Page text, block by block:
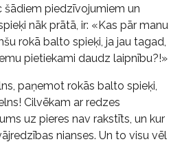
šādiem piedzīvojumiem un
nāk prātā, ir: «Kas pār manu
rokā balto spieķi, ja jau tagad,
pietiekami daudz laipnību?!»
paņemot rokās balto spieķi,
Cilvēkam ar redzes
uz pieres nav rakstīts, un kur
nianses. Un to visu vēl